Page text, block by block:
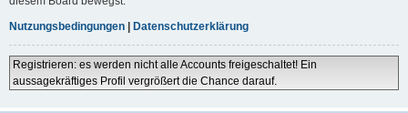
Nutzungsbedingungen
Datenschutzerklärung
Registrieren: es werden nicht alle Accounts freigeschaltet! Ein
aussagekräftiges Profil vergrößert die Chance darauf.